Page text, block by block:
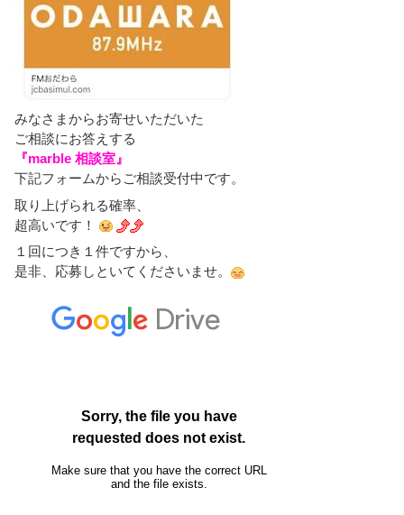
みなさまからお寄せいただいた
ご相談にお答えする
『marble 相談室』
下記フォームからご相談受付中です。
取り上げられる確率、
超高いです！
１回につき１件ですから、
是非、応募しといてくださいませ。